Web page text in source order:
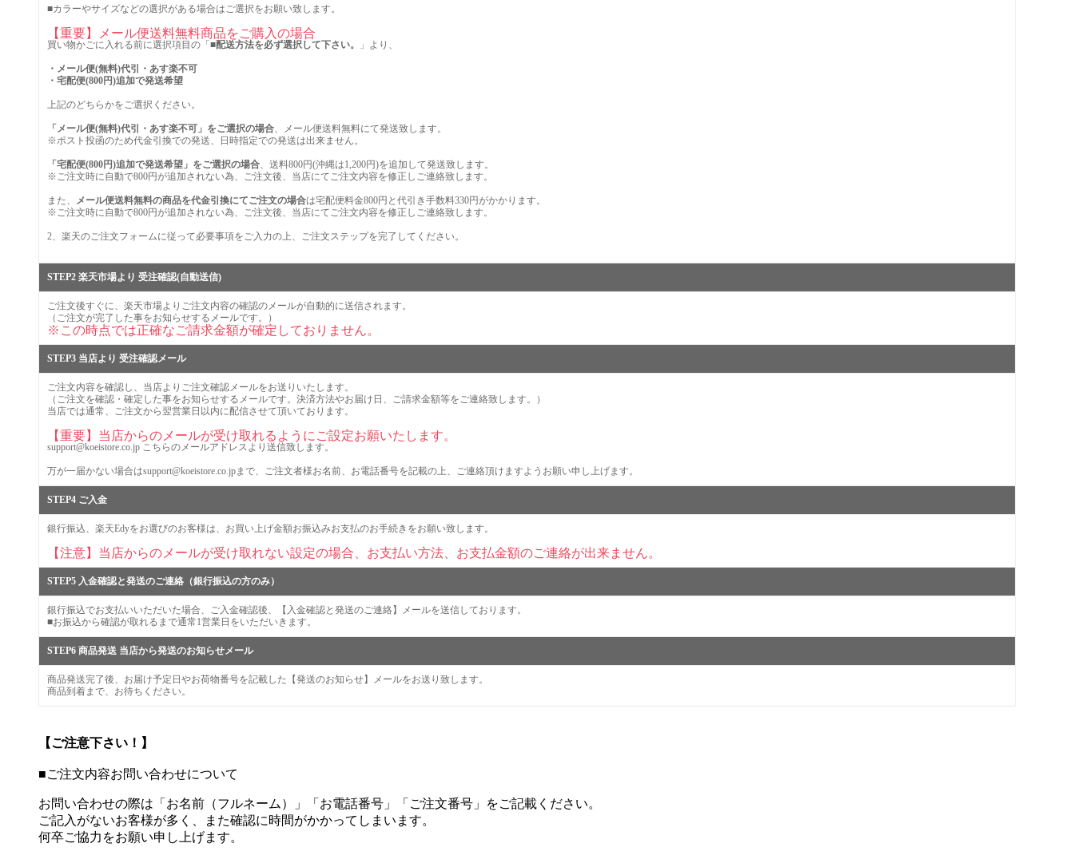
■カラーやサイズなどの選択がある場合はご選択をお願い致します。
【重要】メール便送料無料商品をご購入の場合
買い物かごに入れる前に選択項目の「 ■配送方法を必ず選択して下さい。 」より、
・メール便(無料)代引・あす楽不可
・宅配便(800円)追加で発送希望
上記のどちらかをご選択ください。
「メール便(無料)代引・あす楽不可」をご選択の場合、メール便送料無料にて発送致します。
※ポスト投函のため代金引換での発送、日時指定での発送は出来ません。
「宅配便(800円)追加で発送希望」をご選択の場合、送料800円(沖縄は1,200円)を追加して発送致します。
※ご注文時に自動で800円が追加されない為、ご注文後、当店にてご注文内容を修正しご連絡致します。
また、 メール便送料無料の商品を代金引換にてご注文の場合は宅配便料金800円と代引き手数料330円がかかります。
※ご注文時に自動で800円が追加されない為、ご注文後、当店にてご注文内容を修正しご連絡致します。
2、楽天のご注文フォームに従って必要事項をご入力の上、ご注文ステップを完了してください。
STEP2 楽天市場より 受注確認(自動送信)
ご注文後すぐに、楽天市場よりご注文内容の確認のメールが自動的に送信されます。
（ご注文が完了した事をお知らせするメールです。）
※この時点では正確なご請求金額が確定しておりません。
STEP3 当店より 受注確認メール
ご注文内容を確認し、当店よりご注文確認メールをお送りいたします。
（ご注文を確認・確定した事をお知らせするメールです。決済方法やお届け日、ご請求金額等をご連絡致します。）
当店では通常、ご注文から翌営業日以内に配信させて頂いております。
【重要】当店からのメールが受け取れるようにご設定お願いたします。
support@koeistore.co.jp こちらのメールアドレスより送信致します。
万が一届かない場合はsupport@koeistore.co.jpまで、ご注文者様お名前、お電話番号を記載の上、ご連絡頂けますようお願い申し上げます。
STEP4 ご入金
銀行振込、楽天Edyをお選びのお客様は、お買い上げ金額お振込みお支払のお手続きをお願い致します。
【注意】当店からのメールが受け取れない設定の場合、お支払い方法、お支払金額のご連絡が出来ません。
STEP5 入金確認と発送のご連絡（銀行振込の方のみ）
銀行振込でお支払いいただいた場合、ご入金確認後、【入金確認と発送のご連絡】メールを送信しております。
■お振込から確認が取れるまで通常1営業日をいただいきます。
STEP6 商品発送 当店から発送のお知らせメール
商品発送完了後、お届け予定日やお荷物番号を記載した【発送のお知らせ】メールをお送り致します。
商品到着まで、お待ちください。
【ご注意下さい！】
■ご注文内容お問い合わせについて
お問い合わせの際は「お名前（フルネーム）」「お電話番号」「ご注文番号」をご記載ください。
ご記入がないお客様が多く、また確認に時間がかかってしまいます。
何卒ご協力をお願い申し上げます。